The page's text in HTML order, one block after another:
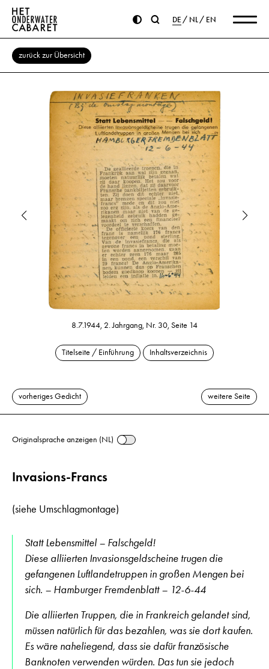
DE NL EN
zurück zur Übersicht
8.7.1944, 2. Jahrgang, Nr. 30, Seite 14
Titelseite / Einführung Inhaltsverzeichnis
vorheriges Gedicht weitere Seite
Originalsprache anzeigen (NL)
Invasions-Francs
(siehe Umschlagmontage)
Statt Lebensmittel – Falschgeld!
Diese alliierten Invasionsgeldscheine trugen die
gefangenen Luftlandetruppen in großen Mengen bei
sich. – Hamburger Fremdenblatt – 12-6-44
Die alliierten Truppen, die in Frankreich gelandet sind,
müssen natürlich für das bezahlen, was sie dort kaufen.
Es wäre naheliegend, dass sie dafür französische
Banknoten verwenden würden. Das tun sie jedoch